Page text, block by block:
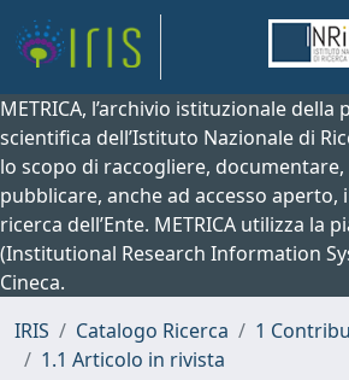
METRICA, l’archivio istituzionale della
scientifica dell’Istituto Nazionale di
lo scopo di raccogliere,
pubblicare, anche ad accesso
ricerca dell’Ente. METRICA utilizza la
(Institutional Research Information
Cineca.
IRIS
Catalogo Ricerca
1
1.1 Articolo in rivista